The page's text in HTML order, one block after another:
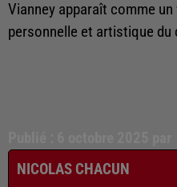
Vianney apparaît comme
personnelle et artistique du
NICOLAS CHACUN